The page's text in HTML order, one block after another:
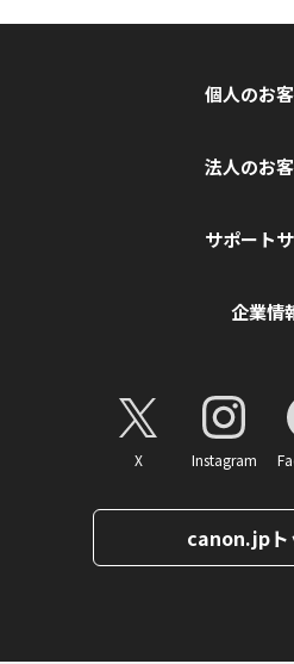
個人のお
法人のお
サポート
企業情
X Instagram
canon.jpト